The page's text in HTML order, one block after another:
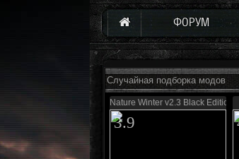
ФОРУМ
Случайная подборка модов
Nature Winter v2.3 Black Edition
3.9